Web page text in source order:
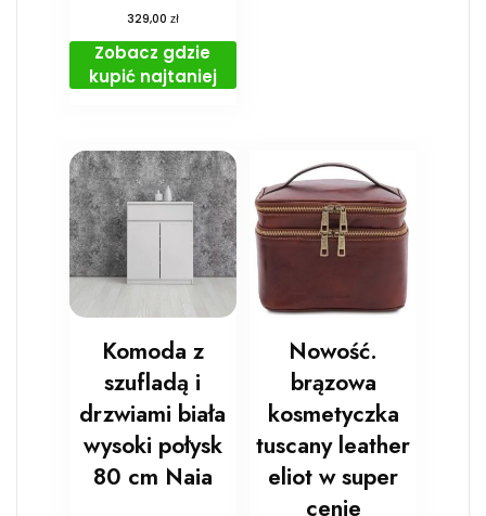
329,00 zł
Zobacz gdzie
kupić najtaniej
Komoda z
szufladą i
drzwiami biała
wysoki połysk
80 cm Naia
Nowość.
brązowa
kosmetyczka
tuscany leather
eliot w super
cenie